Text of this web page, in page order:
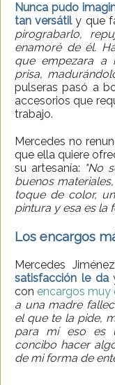
Nunca pudo
tan versátily que
pirograbarlo,
enamoré de él.
que empezara a
prisa,
pulseras pasó a
accesorios que
trabajo.
Mercedes no
que ella quiere
su artesanía: "No
buenos
toque de color,
pintura y esa es la
Los encargos
Mercedes
satisfacción le da
con encargos muy
a una madre
el que te la pide,
para mí eso es
concibo hacer
de mi forma de